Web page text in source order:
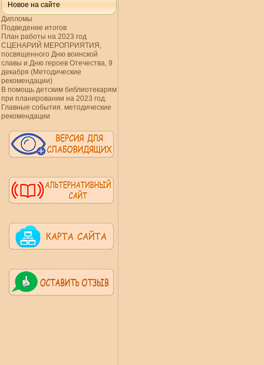
Новое на сайте
Дипломы
Подведение итогов
План работы на 2023 год
СЦЕНАРИЙ МЕРОПРИЯТИЯ,
посвященного Дню воинской
славы и Дню героев Отечества, 9
декабря (Методические
рекомендации)
В помощь детским библиотекарям
при планировании на 2023 год.
Главные события. методические
рекомендации